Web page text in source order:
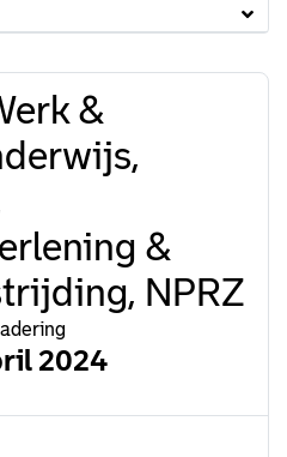
&
&
NPRZ
2024